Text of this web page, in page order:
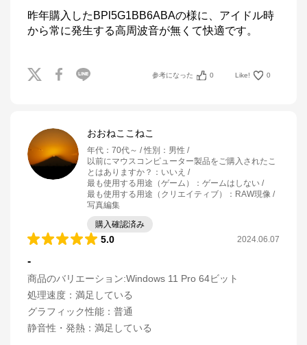
昨年購入したBPl5G1BB6ABAの様に、アイドル時
から常に発生する高周波音が無くて快適です。
参考になった 0 Like! 0
おおねここねこ
年代 ： 70代～ 性別 ： 男性
以前にマウスコンピューター製品をご購入されたこ
とはありますか？ ： いいえ
最も使用する用途（ゲーム）
： ゲームはしない
最も使用する用途（クリエイティブ）
： RAW現像 /
写真編集
購入確認済み
5.0 2024.06.07
-
商品のバリエーション:Windows 11 Pro 64ビット
処理速度 ： 満足している
グラフィック性能 ： 普通
静音性・発熱 ： 満足している